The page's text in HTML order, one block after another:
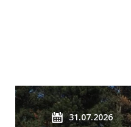
31.07.2026